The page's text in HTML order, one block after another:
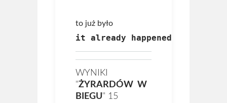
to już było
it already happened
WYNIKI
"ŻYRARDÓW W
BIEGU" 15